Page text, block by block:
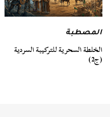
المصطبة
الخلطة السحرية للتركيبة السردية
(ج2)